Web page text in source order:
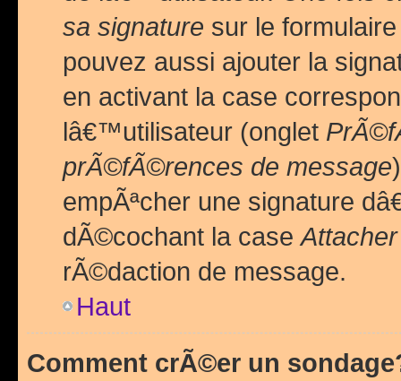
sa signature sur le
pouvez aussi ajouter la
en activant la case
lâ€™utilisateur (onglet
prÃ©fÃ©rences de message
empÃªcher une signature
dÃ©cochant la case
rÃ©daction de message.
Haut
Comment crÃ©er un